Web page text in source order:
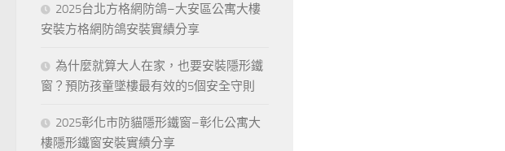
2025台北方格網防鴿–大安區公寓大樓
安裝方格網防鴿安裝實績分享
為什麼就算大人在家，也要安裝隱形鐵
窗？預防孩童墜樓最有效的5個安全守則
2025彰化市防貓隱形鐵窗–彰化公寓大
樓隱形鐵窗安裝實績分享